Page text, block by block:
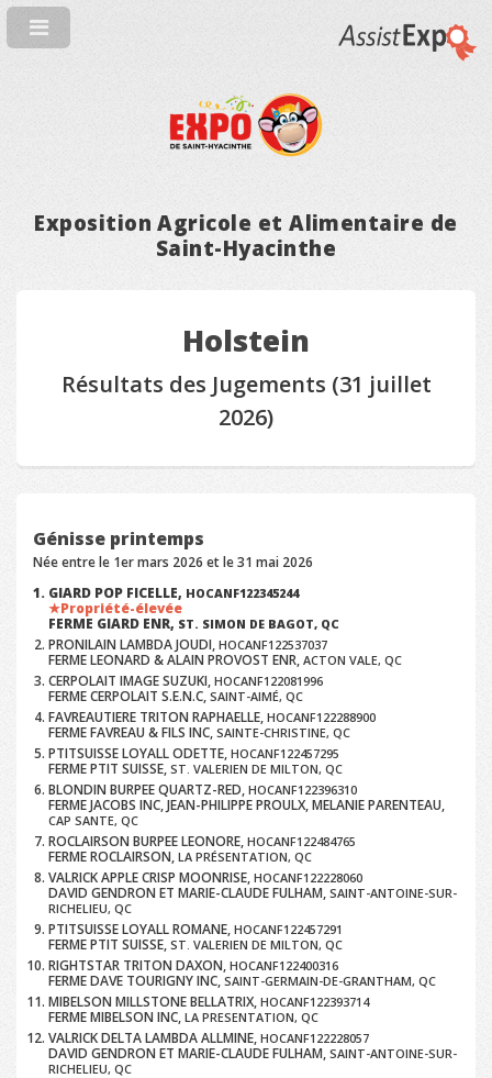
Exposition Agricole et Alimentaire de
Saint-Hyacinthe
Holstein
Résultats des Jugements (31 juillet
2026)
Génisse printemps
Née entre le 1er mars 2026 et le 31 mai 2026
GIARD POP FICELLE, HOCANF122345244
Propriété-élevée
FERME GIARD ENR, ST. SIMON DE BAGOT, QC
PRONILAIN LAMBDA JOUDI,HOCANF122537037
FERME LEONARD & ALAIN PROVOST ENR,ACTON VALE, QC
CERPOLAIT IMAGE SUZUKI,HOCANF122081996
FERME CERPOLAIT S.E.N.C,SAINT-AIMÉ, QC
FAVREAUTIERE TRITON RAPHAELLE,HOCANF122288900
FERME FAVREAU & FILS INC,SAINTE-CHRISTINE, QC
PTITSUISSE LOYALL ODETTE,HOCANF122457295
FERME PTIT SUISSE,ST. VALERIEN DE MILTON, QC
BLONDIN BURPEE QUARTZ-RED,HOCANF122396310
FERME JACOBS INC, JEAN-PHILIPPE PROULX, MELANIE PARENTEAU,
CAP SANTE, QC
ROCLAIRSON BURPEE LEONORE,HOCANF122484765
FERME ROCLAIRSON,LA PRÉSENTATION, QC
VALRICK APPLE CRISP MOONRISE,HOCANF122228060
DAVID GENDRON ET MARIE-CLAUDE FULHAM,SAINT-ANTOINE-SUR-
RICHELIEU, QC
PTITSUISSE LOYALL ROMANE,HOCANF122457291
FERME PTIT SUISSE,ST. VALERIEN DE MILTON, QC
RIGHTSTAR TRITON DAXON,HOCANF122400316
FERME DAVE TOURIGNY INC,SAINT-GERMAIN-DE-GRANTHAM, QC
MIBELSON MILLSTONE BELLATRIX,HOCANF122393714
FERME MIBELSON INC,LA PRESENTATION, QC
VALRICK DELTA LAMBDA ALLMINE,HOCANF122228057
DAVID GENDRON ET MARIE-CLAUDE FULHAM,SAINT-ANTOINE-SUR-
RICHELIEU, QC